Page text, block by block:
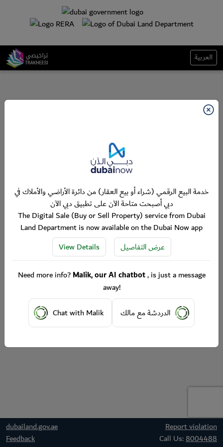
العربية
dubailand.gov.ae
Report violation
Feedback
Call Us:8004488
خدمة البيع الرقمي (شراء أو بيع العقار) من دائرة الأراضي والأملاك في
دبي أصبحت متاحة الآن على تطبيق دبي الآن
The Digital Sale (Buy or Sell Property) service from Dubai
Land Department is now available on the Dubai Now app
View Details
عرض التفاصيل
Need more info?Malik, our AI chatbot, is just a message
away!
Chat with Malik
الدردشة مع مالك